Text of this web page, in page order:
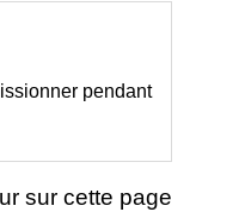
pendant
sur cette page